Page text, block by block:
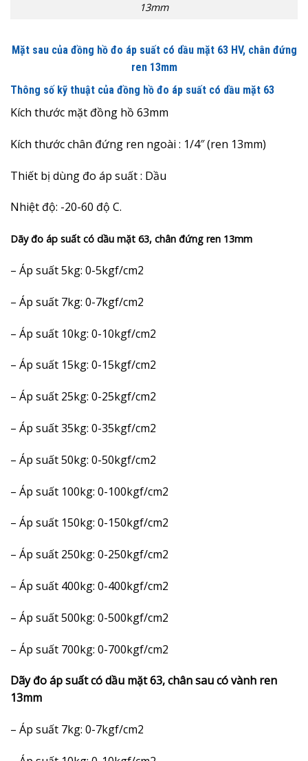
13mm
Mặt sau của đồng hồ đo áp suất có dầu mặt 63 HV, chân đứng
ren 13mm
Thông số kỹ thuật của đồng hồ đo áp suất có dầu mặt 63
Kích thước mặt đồng hồ 63mm
Kích thước chân đứng ren ngoài : 1/4″ (ren 13mm)
Thiết bị dùng đo áp suất : Dầu
Nhiệt độ: -20-60 độ C.
Dãy đo áp suất có dầu mặt 63, chân đứng ren 13mm
– Áp suất 5kg: 0-5kgf/cm2
– Áp suất 7kg: 0-7kgf/cm2
– Áp suất 10kg: 0-10kgf/cm2
– Áp suất 15kg: 0-15kgf/cm2
– Áp suất 25kg: 0-25kgf/cm2
– Áp suất 35kg: 0-35kgf/cm2
– Áp suất 50kg: 0-50kgf/cm2
– Áp suất 100kg: 0-100kgf/cm2
– Áp suất 150kg: 0-150kgf/cm2
– Áp suất 250kg: 0-250kgf/cm2
– Áp suất 400kg: 0-400kgf/cm2
– Áp suất 500kg: 0-500kgf/cm2
– Áp suất 700kg: 0-700kgf/cm2
Dãy đo áp suất có dầu mặt 63, chân sau có vành ren
13mm
– Áp suất 7kg: 0-7kgf/cm2